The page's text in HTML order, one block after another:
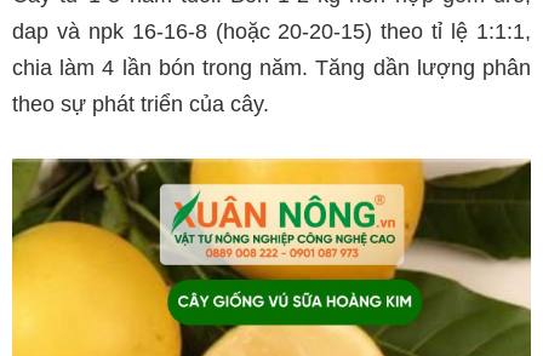
dap và npk 16-16-8 (hoặc 20-20-15) theo tỉ lệ 1:1:1,
chia làm 4 lần bón trong năm. Tăng dần lượng phân
theo sự phát triển của cây.